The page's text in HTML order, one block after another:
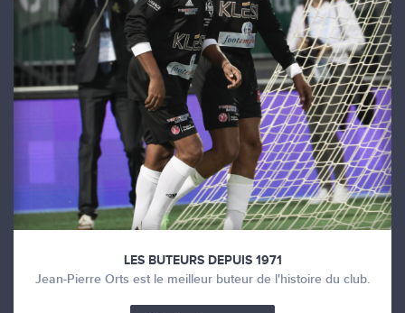
LES BUTEURS DEPUIS 1971
Jean-Pierre Orts est le meilleur buteur de l'histoire du club.